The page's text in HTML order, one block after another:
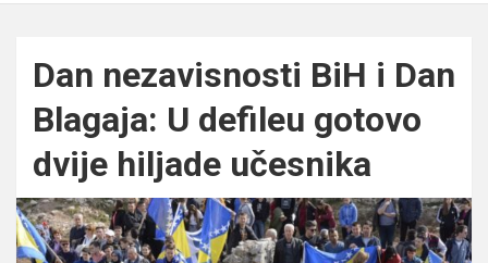
Dan nezavisnosti BiH i Dan
Blagaja: U defileu gotovo
dvije hiljade učesnika